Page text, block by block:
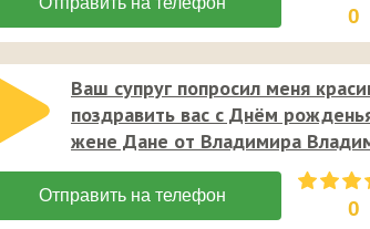
0
Ваш супруг попросил меня
поздравить вас с Днём
жене Дане от Владимира
0